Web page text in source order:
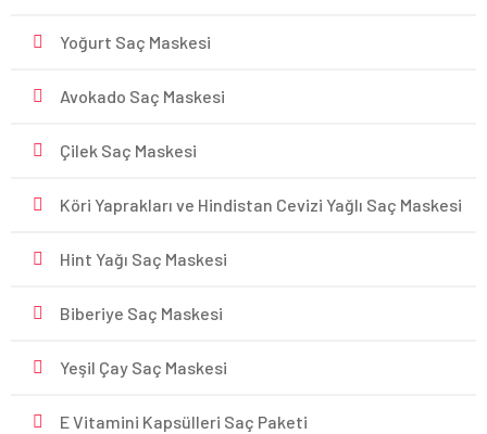
Yoğurt Saç Maskesi
Avokado Saç Maskesi
Çilek Saç Maskesi
Köri Yaprakları ve Hindistan Cevizi Yağlı Saç Maskesi
Hint Yağı Saç Maskesi
Biberiye Saç Maskesi
Yeşil Çay Saç Maskesi
E Vitamini Kapsülleri Saç Paketi